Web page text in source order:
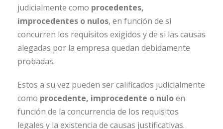
judicialmente como procedentes,
improcedentes o nulos, en función de si
concurren los requisitos exigidos y de si las causas
alegadas por la empresa quedan debidamente
probadas.
Estos a su vez pueden ser calificados judicialmente
como procedente, improcedente o nuloen
función de la concurrencia de los requisitos
legales y la existencia de causas justificativas.